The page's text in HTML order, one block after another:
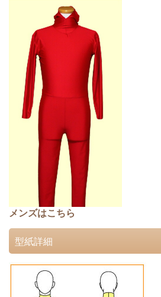
メンズはこちら
型紙詳細